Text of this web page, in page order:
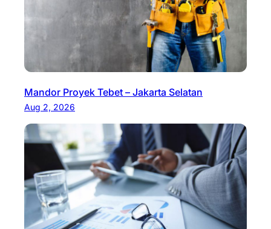
Mandor Proyek Tebet – Jakarta Selatan
Aug 2, 2026